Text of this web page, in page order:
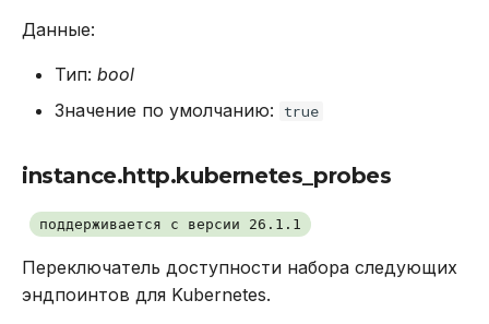
Данные:
Тип: bool
Значение по умолчанию:
true
instance.http.kubernetes_probes
поддерживается с версии 26.1.1
Переключатель доступности набора следующих
эндпоинтов для Kubernetes.